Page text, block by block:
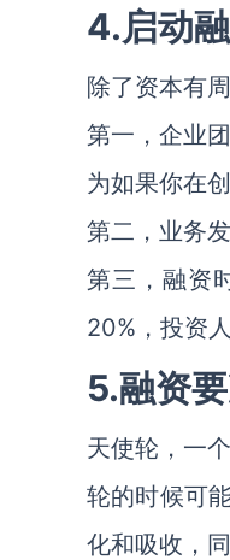
4.启动
除了资本有
第一，企业
为如果你在
第二，业务
第三，融资
20%，投资
5.融资
天使轮，一
轮的时候可
化和吸收，